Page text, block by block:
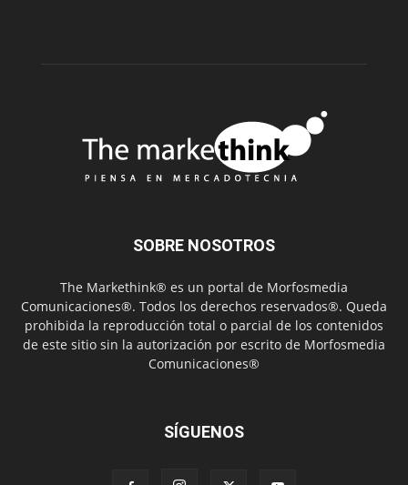
SOBRE NOSOTROS
The Markethink® es un portal de Morfosmedia
Comunicaciones®. Todos los derechos reservados®. Queda
prohibida la reproducción total o parcial de los contenidos
de este sitio sin la autorización por escrito de Morfosmedia
Comunicaciones®
SÍGUENOS